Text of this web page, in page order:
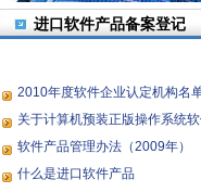
进口软件产品备案登记
2010年度软件企业认定机构名
关于计算机预装正版操作系统
软件产品管理办法（2009年）
什么是进口软件产品